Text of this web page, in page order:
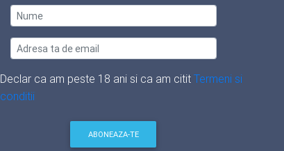
Declar ca am peste 18 ani si ca am citit Termeni si
conditii
ABONEAZA-TE